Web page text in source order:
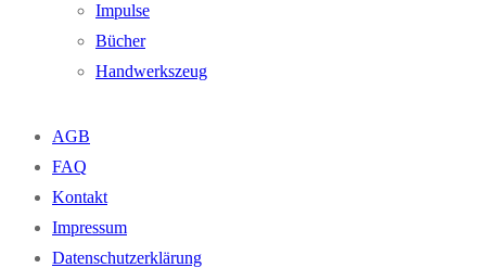
Impulse
Bücher
Handwerkszeug
AGB
FAQ
Kontakt
Impressum
Datenschutzerklärung